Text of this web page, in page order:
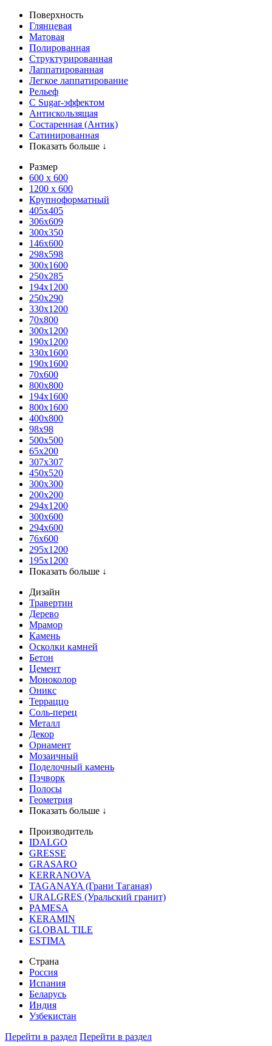
Поверхность
Глянцевая
Матовая
Полированная
Структурированная
Лаппатированная
Легкое лаппатирование
Рельеф
С Sugar-эффектом
Антискользящая
Состаренная (Антик)
Сатинированная
Показать больше ↓
Размер
600 х 600
1200 х 600
Крупноформатный
405x405
306x609
300x350
146x600
298x598
300x1600
250x285
194x1200
250x290
330x1200
70x800
300x1200
190x1200
330x1600
190x1600
70x600
800x800
194x1600
800x1600
400х800
98x98
500x500
65x200
307x307
450x520
300x300
200x200
294x1200
300x600
294x600
76х600
295х1200
195х1200
Показать больше ↓
Дизайн
Травертин
Дерево
Мрамор
Камень
Осколки камней
Бетон
Цемент
Моноколор
Оникс
Терраццо
Соль-перец
Металл
Декор
Орнамент
Мозаичный
Поделочный камень
Пэчворк
Полосы
Геометрия
Показать больше ↓
Производитель
IDALGO
GRESSE
GRASARO
KERRANOVA
TAGANAYA (Грани Таганая)
URALGRES (Уральский гранит)
PAMESA
KERAMIN
GLOBAL TILE
ESTIMA
Страна
Россия
Испания
Беларусь
Индия
Узбекистан
Перейти в раздел Перейти в раздел